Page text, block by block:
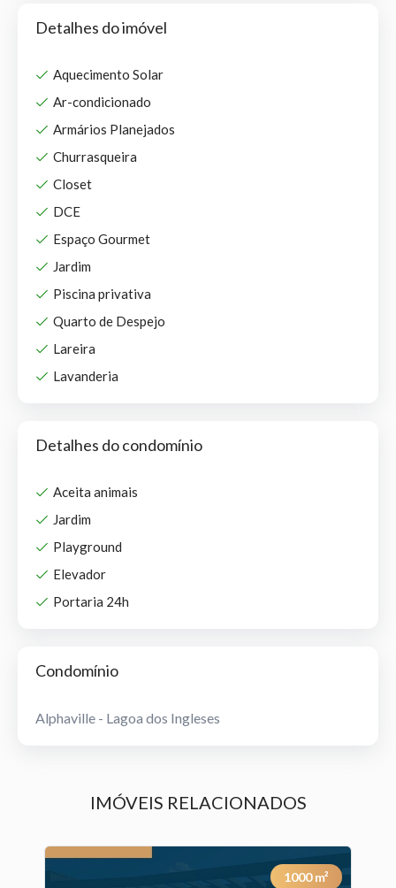
Detalhes do imóvel
Aquecimento Solar
Ar-condicionado
Armários Planejados
Churrasqueira
Closet
DCE
Espaço Gourmet
Jardim
Piscina privativa
Quarto de Despejo
Lareira
Lavanderia
Detalhes do condomínio
Aceita animais
Jardim
Playground
Elevador
Portaria 24h
Condomínio
Alphaville - Lagoa dos Ingleses
IMÓVEIS RELACIONADOS
1000m²